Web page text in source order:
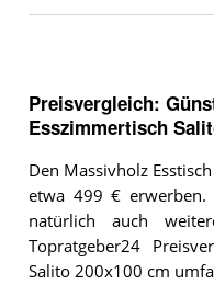
Preisvergleich:
Esszimmertisch
Den Massivholz
etwa 499 € erwerben.
natürlich auch
Topratgeber24
Salito 200x100 cm